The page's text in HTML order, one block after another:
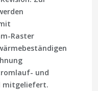
Raster
und
mitgeliefert.